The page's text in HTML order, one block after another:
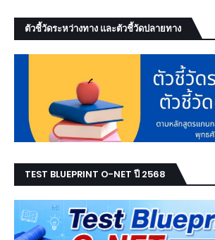
ตัวชี้วัดระหว่างทาง และตัวชี้วัดปลายทาง
TEST BLUEPRINT O-NET ปี 2568